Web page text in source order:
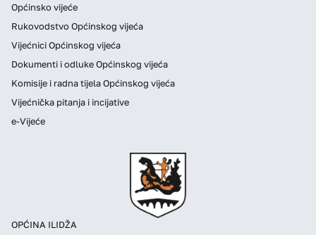
OPĆINA ILIDŽA
Općinsko vijeće
Rukovodstvo Općinskog vijeća
Vijećnici Općinskog vijeća
Dokumenti i odluke Općinskog vijeća
Komisije i radna tijela Općinskog vijeća
Vijećnička pitanja i incijative
e-Vijeće